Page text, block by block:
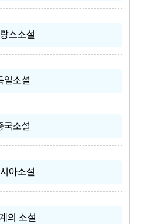
스소설
일소설
국소설
아소설
의 소설